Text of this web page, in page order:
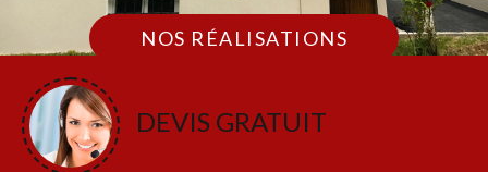
NOS RÉALISATIONS
DEVIS GRATUIT